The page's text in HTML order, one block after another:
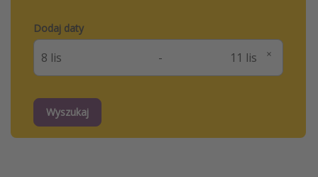
Dodaj daty
-
Wyszukaj